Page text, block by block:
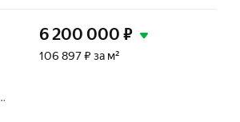
6 200 000 ₽
106 897 ₽ за м²